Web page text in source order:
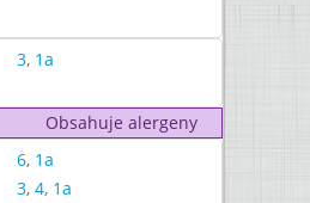
3, 1a
Obsahuje alergeny
6, 1a
3, 4, 1a